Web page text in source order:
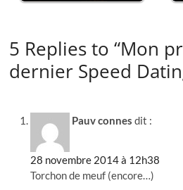
5 Replies to “Mon
dernier Speed
Pauv connes dit :
28 novembre 2014 à 12h38
Torchon de meuf (encore…)